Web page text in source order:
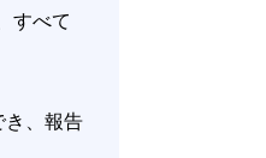
すべて
き、報告